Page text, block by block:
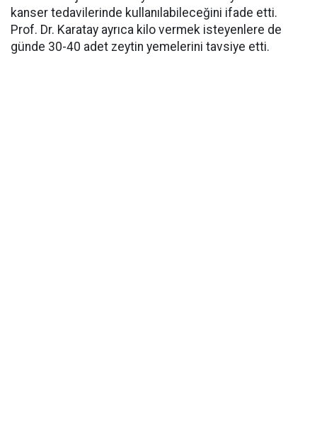
kanser tedavilerinde kullanılabileceğini ifade etti.
Prof. Dr. Karatay ayrıca kilo vermek isteyenlere de
günde 30-40 adet zeytin yemelerini tavsiye etti.